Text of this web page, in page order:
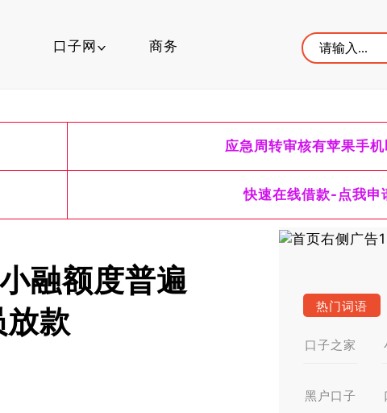
口子网 商务
应急周转审核有苹果手
快速在线借款-点我申
融额度普遍
款
热门词语
口子之家
黑户口子